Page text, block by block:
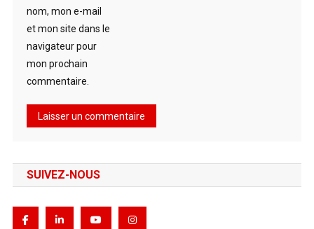
nom, mon e-mail
et mon site dans le
navigateur pour
mon prochain
commentaire.
SUIVEZ-NOUS